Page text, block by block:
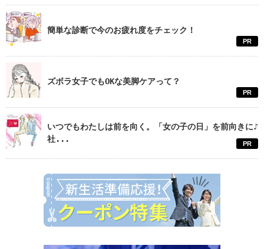
簡単な診断で今のお疲れ度をチェック！
PR
ズボラ女子でもOKな美脚ケアって？
PR
いつでもわたしは前を向く。「女の子の日」を前向きに♪
社...
PR